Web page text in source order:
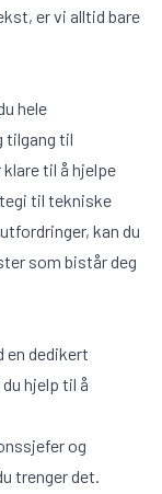
er vi alltid bare
hele
tilgang til
til å hjelpe
til tekniske
kan du
som bistår deg
en dedikert
hjelp til å
og
trenger det.